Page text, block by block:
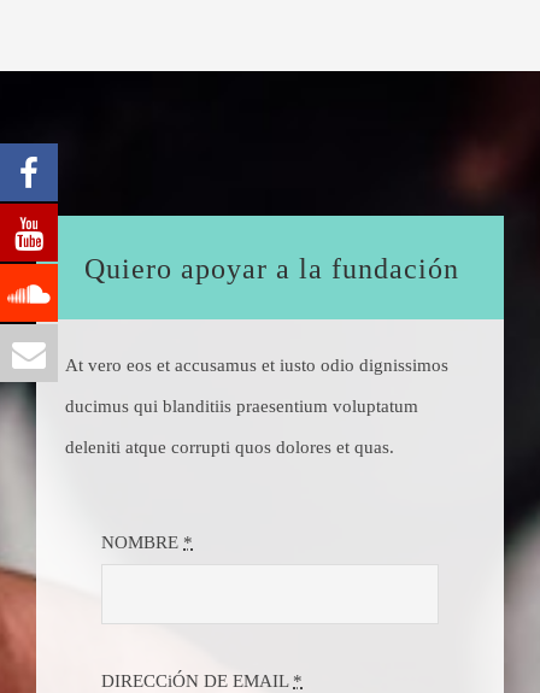
Quiero apoyar a la fundación
At vero eos et accusamus et iusto odio dignissimos
ducimus qui blanditiis praesentium voluptatum
deleniti atque corrupti quos dolores et quas.
NOMBRE *
DIRECCiÓN DE EMAIL *